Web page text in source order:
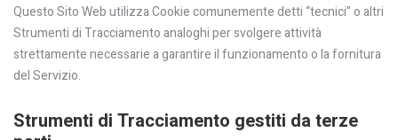
Questo Sito Web utilizza Cookie comunemente detti “tecnici” o altri
Strumenti di Tracciamento analoghi per svolgere attività
strettamente necessarie a garantire il funzionamento o la fornitura
del Servizio.
Strumenti di Tracciamento gestiti da terze